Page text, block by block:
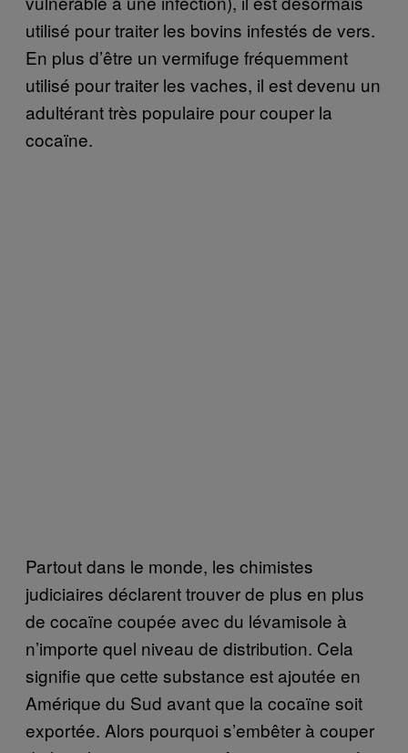
utilisé pour traiter les bovins infestés de vers.
En plus d’être un vermifuge fréquemment
utilisé pour traiter les vaches, il est devenu un
adultérant très populaire pour couper la
cocaïne.
Partout dans le monde, les chimistes
judiciaires déclarent trouver de plus en plus
de cocaïne coupée avec du lévamisole à
n’importe quel niveau de distribution. Cela
signifie que cette substance est ajoutée en
Amérique du Sud avant que la cocaïne soit
exportée. Alors pourquoi s’embêter à couper